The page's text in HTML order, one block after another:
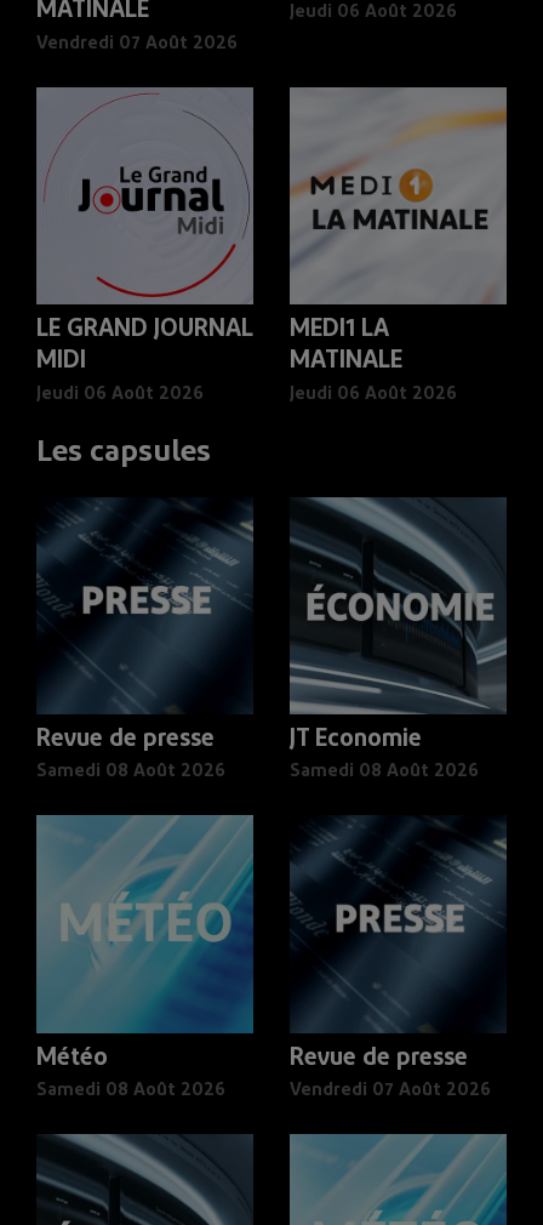
MATINALE
Vendredi 07 Août 2026
Jeudi 06 Août 2026
LE GRAND JOURNAL
MIDI
Jeudi 06 Août 2026
MEDI1 LA
MATINALE
Jeudi 06 Août 2026
Les capsules
Revue de presse
Samedi 08 Août 2026
JT Economie
Samedi 08 Août 2026
Météo
Samedi 08 Août 2026
Revue de presse
Vendredi 07 Août 2026